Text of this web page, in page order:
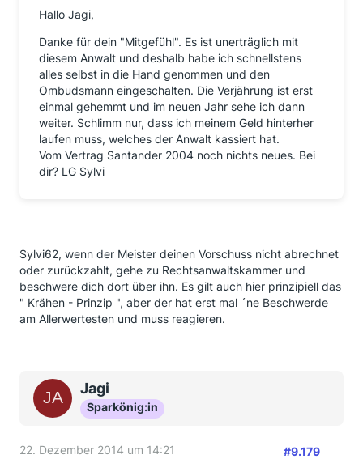
Hallo Jagi,
Danke für dein "Mitgefühl". Es ist unerträglich mit
diesem Anwalt und deshalb habe ich schnellstens
alles selbst in die Hand genommen und den
Ombudsmann eingeschalten. Die Verjährung ist erst
einmal gehemmt und im neuen Jahr sehe ich dann
weiter. Schlimm nur, dass ich meinem Geld hinterher
laufen muss, welches der Anwalt kassiert hat.
Vom Vertrag Santander 2004 noch nichts neues. Bei
dir? LG Sylvi
Sylvi62, wenn der Meister deinen Vorschuss nicht abrechnet
oder zurückzahlt, gehe zu Rechtsanwaltskammer und
beschwere dich dort über ihn. Es gilt auch hier prinzipiell das
" Krähen - Prinzip ", aber der hat erst mal ´ne Beschwerde
am Allerwertesten und muss reagieren.
Jagi
Sparkönig:in
22. Dezember 2014 um 14:21 #9.179